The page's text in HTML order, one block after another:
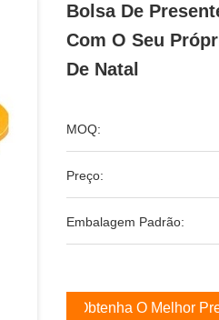
Bolsa De
Com O Seu
De Natal
MOQ:
Preço:
Embalagem Padrão:
Obtenha O Melhor